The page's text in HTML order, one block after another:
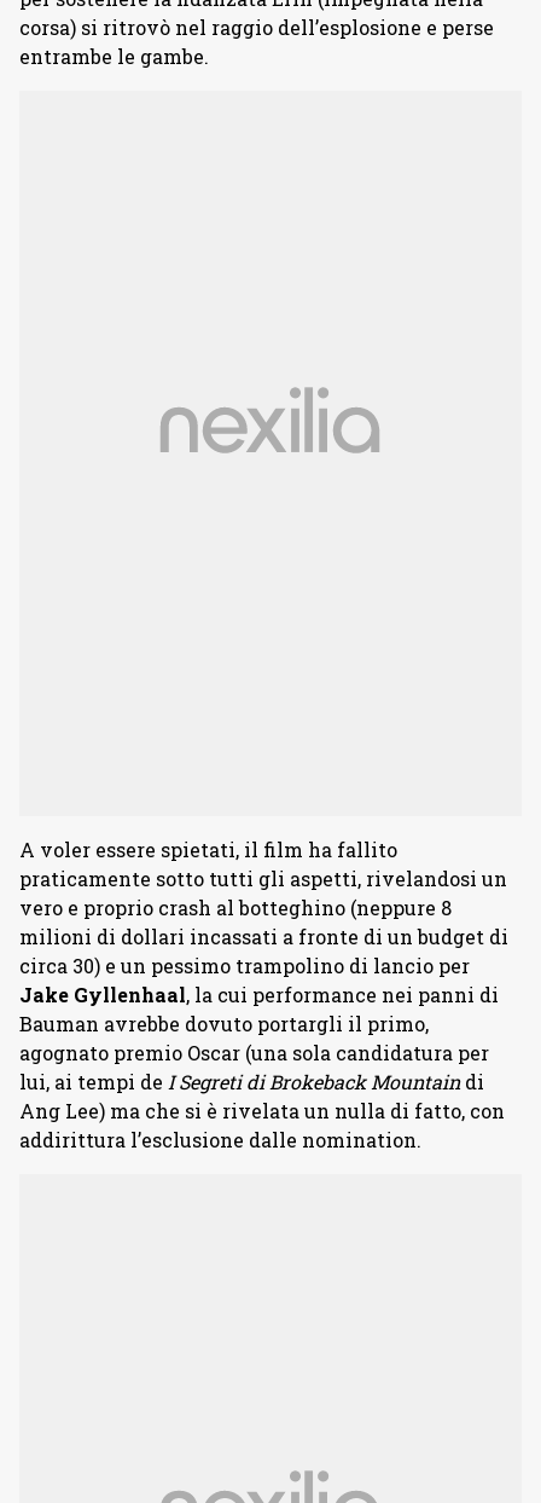
corsa) si ritrovò nel raggio dell’esplosione e perse
entrambe le gambe.
A voler essere spietati, il film ha fallito
praticamente sotto tutti gli aspetti, rivelandosi un
vero e proprio crash al botteghino (neppure 8
milioni di dollari incassati a fronte di un budget di
circa 30) e un pessimo trampolino di lancio per
Jake Gyllenhaal, la cui performance nei panni di
Bauman avrebbe dovuto portargli il primo,
agognato premio Oscar (una sola candidatura per
lui, ai tempi de I Segreti di Brokeback Mountaindi
Ang Lee) ma che si è rivelata un nulla di fatto, con
addirittura l’esclusione dalle nomination.